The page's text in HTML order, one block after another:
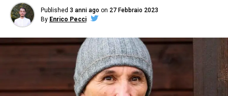
Published 3 anni ago on 27 Febbraio 2023
By Enrico Pecci